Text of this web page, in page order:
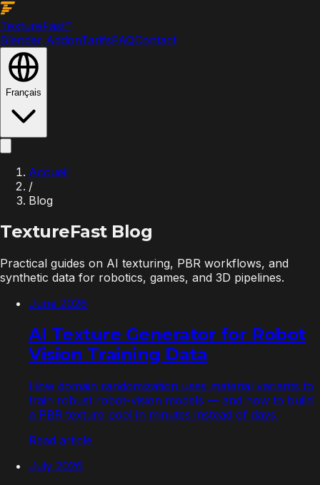
TextureFast™
Blender AddonTarifsFAQContact
Français
Accueil
/
Blog
TextureFast Blog
Practical guides on AI texturing, PBR workflows, and
synthetic data for robotics, games, and 3D pipelines.
June 2026
AI Texture Generator for Robot
Vision Training Data
How domain randomization uses material variants to
train robust robot-vision models — and how to build
a PBR texture pool in minutes instead of days.
Read article
July 2026